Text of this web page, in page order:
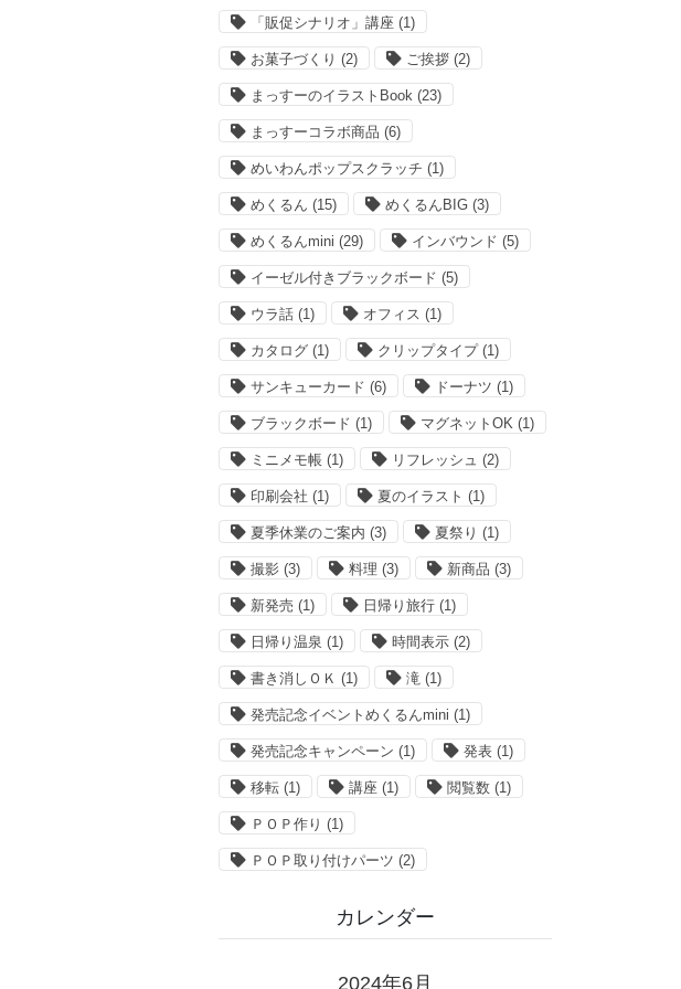
「販促シナリオ」講座 (1)
お菓子づくり (2) ご挨拶 (2)
まっすーのイラストBook (23)
まっすーコラボ商品 (6)
めいわんポップスクラッチ (1)
めくるん (15) めくるんBIG (3)
めくるんmini (29) インバウンド (5)
イーゼル付きブラックボード (5)
ウラ話 (1) オフィス (1)
カタログ (1) クリップタイプ(1)
サンキューカード (6) ドーナツ (1)
ブラックボード (1) マグネットOK (1)
ミニメモ帳 (1) リフレッシュ (2)
印刷会社 (1) 夏のイラスト (1)
夏季休業のご案内 (3) 夏祭り (1)
撮影 (3) 料理 (3) 新商品 (3)
新発売 (1) 日帰り旅行 (1)
日帰り温泉 (1) 時間表示 (2)
書き消しＯＫ (1) 滝 (1)
発売記念イベントめくるんmini (1)
発売記念キャンペーン (1) 発表 (1)
移転 (1) 講座 (1) 閲覧数 (1)
ＰＯＰ作り (1)
ＰＯＰ取り付けパーツ (2)
カレンダー
2024年6月